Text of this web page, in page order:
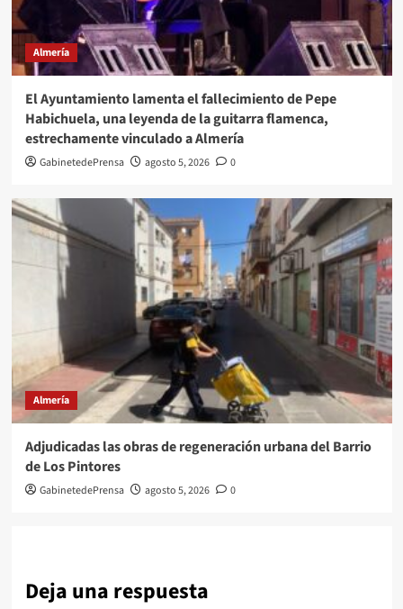
Almería
El Ayuntamiento lamenta el fallecimiento de Pepe
Habichuela, una leyenda de la guitarra flamenca,
estrechamente vinculado a Almería
GabinetedePrensa agosto 5, 2026 0
Almería
Adjudicadas las obras de regeneración urbana del Barrio
de Los Pintores
GabinetedePrensa agosto 5, 2026 0
Deja una respuesta